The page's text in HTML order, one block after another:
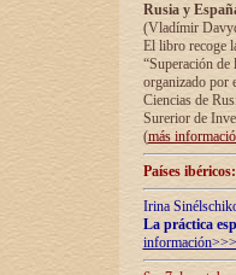
Rusia y
(Vladímir
El libro recoge
“Superación
organizado por
Ciencias de
Surerior de
(más
Países
Irina
La práctica
información>>>